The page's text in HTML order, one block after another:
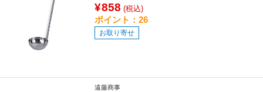
¥858 (税込)
ポイント：26
お取り寄せ
遠藤商事